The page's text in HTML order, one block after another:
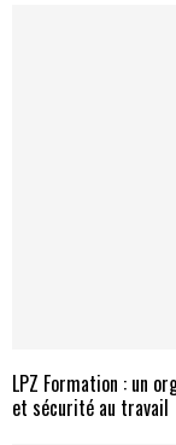
LPZ Formation : un
et sécurité au travail